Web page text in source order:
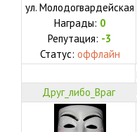
ул. Молодогвардейская
Награды: 0
Репутация: -3
Статус: оффлайн
Друг_либо_Враг